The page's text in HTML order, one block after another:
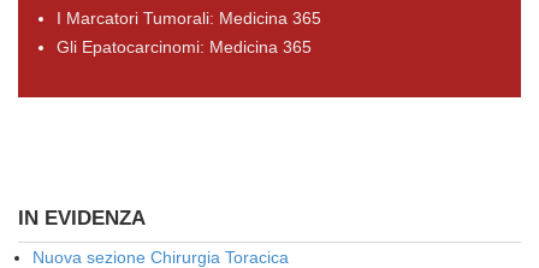
I Marcatori Tumorali: Medicina 365
Gli Epatocarcinomi: Medicina 365
IN EVIDENZA
Nuova sezione Chirurgia Toracica